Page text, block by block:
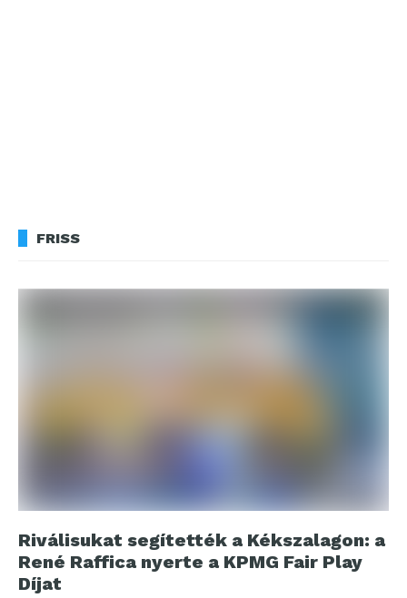
FRISS
Riválisukat segítették a Kékszalagon: a
René Raffica nyerte a KPMG Fair Play
Díjat